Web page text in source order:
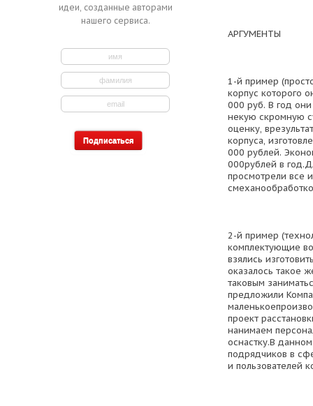
идеи, созданные авторами
нашего сервиса.
АРГУМЕНТЫ
1-й пример
корпус которого
000 руб. В год
некую скромную
оценку,
корпуса,
000 рублей.
000рублей в
просмотрели все
2-й пример
комплектующие
взялись
оказалось такое
таковым
предложили
проект
нанимаем
оснастку.В
подрядчиков в
и пользователей